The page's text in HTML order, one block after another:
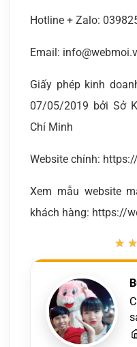
Hotline + Zalo:
Email:
Giấy phép kinh
07/05/2019 bởi Sở
Chí Minh
Website chính:
Xem mẫu website
khách hàng: https://
★ ★
★ ★